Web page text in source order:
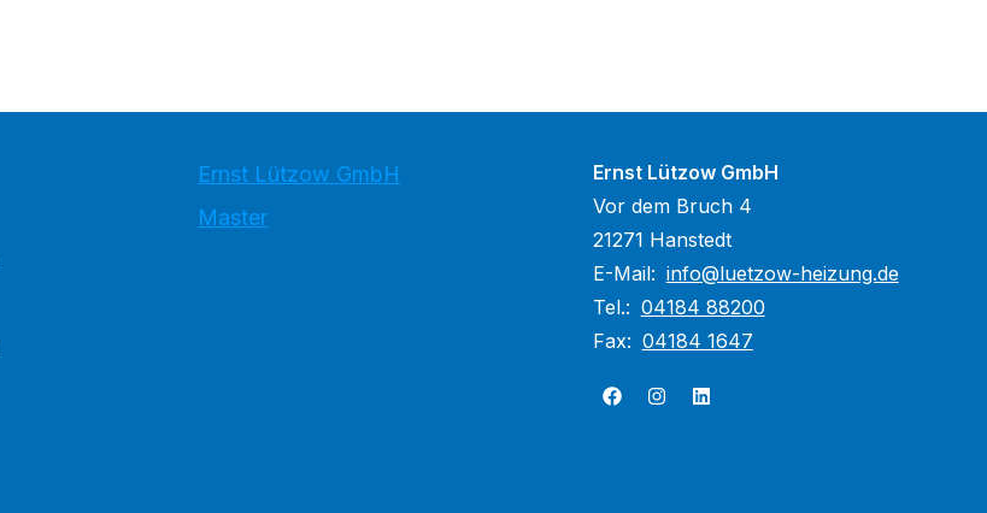
Ernst Lützow GmbH
Master
Ernst Lützow GmbH
Vor dem Bruch 4
21271 Hanstedt
E-Mail: info@luetzow-heizung.de
Tel.: 04184 88200
Fax: 04184 1647